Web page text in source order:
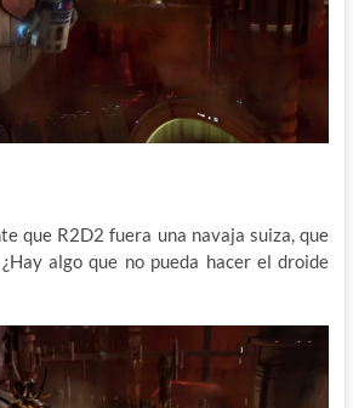
que R2D2 fuera una navaja suiza, que
algo que no pueda hacer el droide